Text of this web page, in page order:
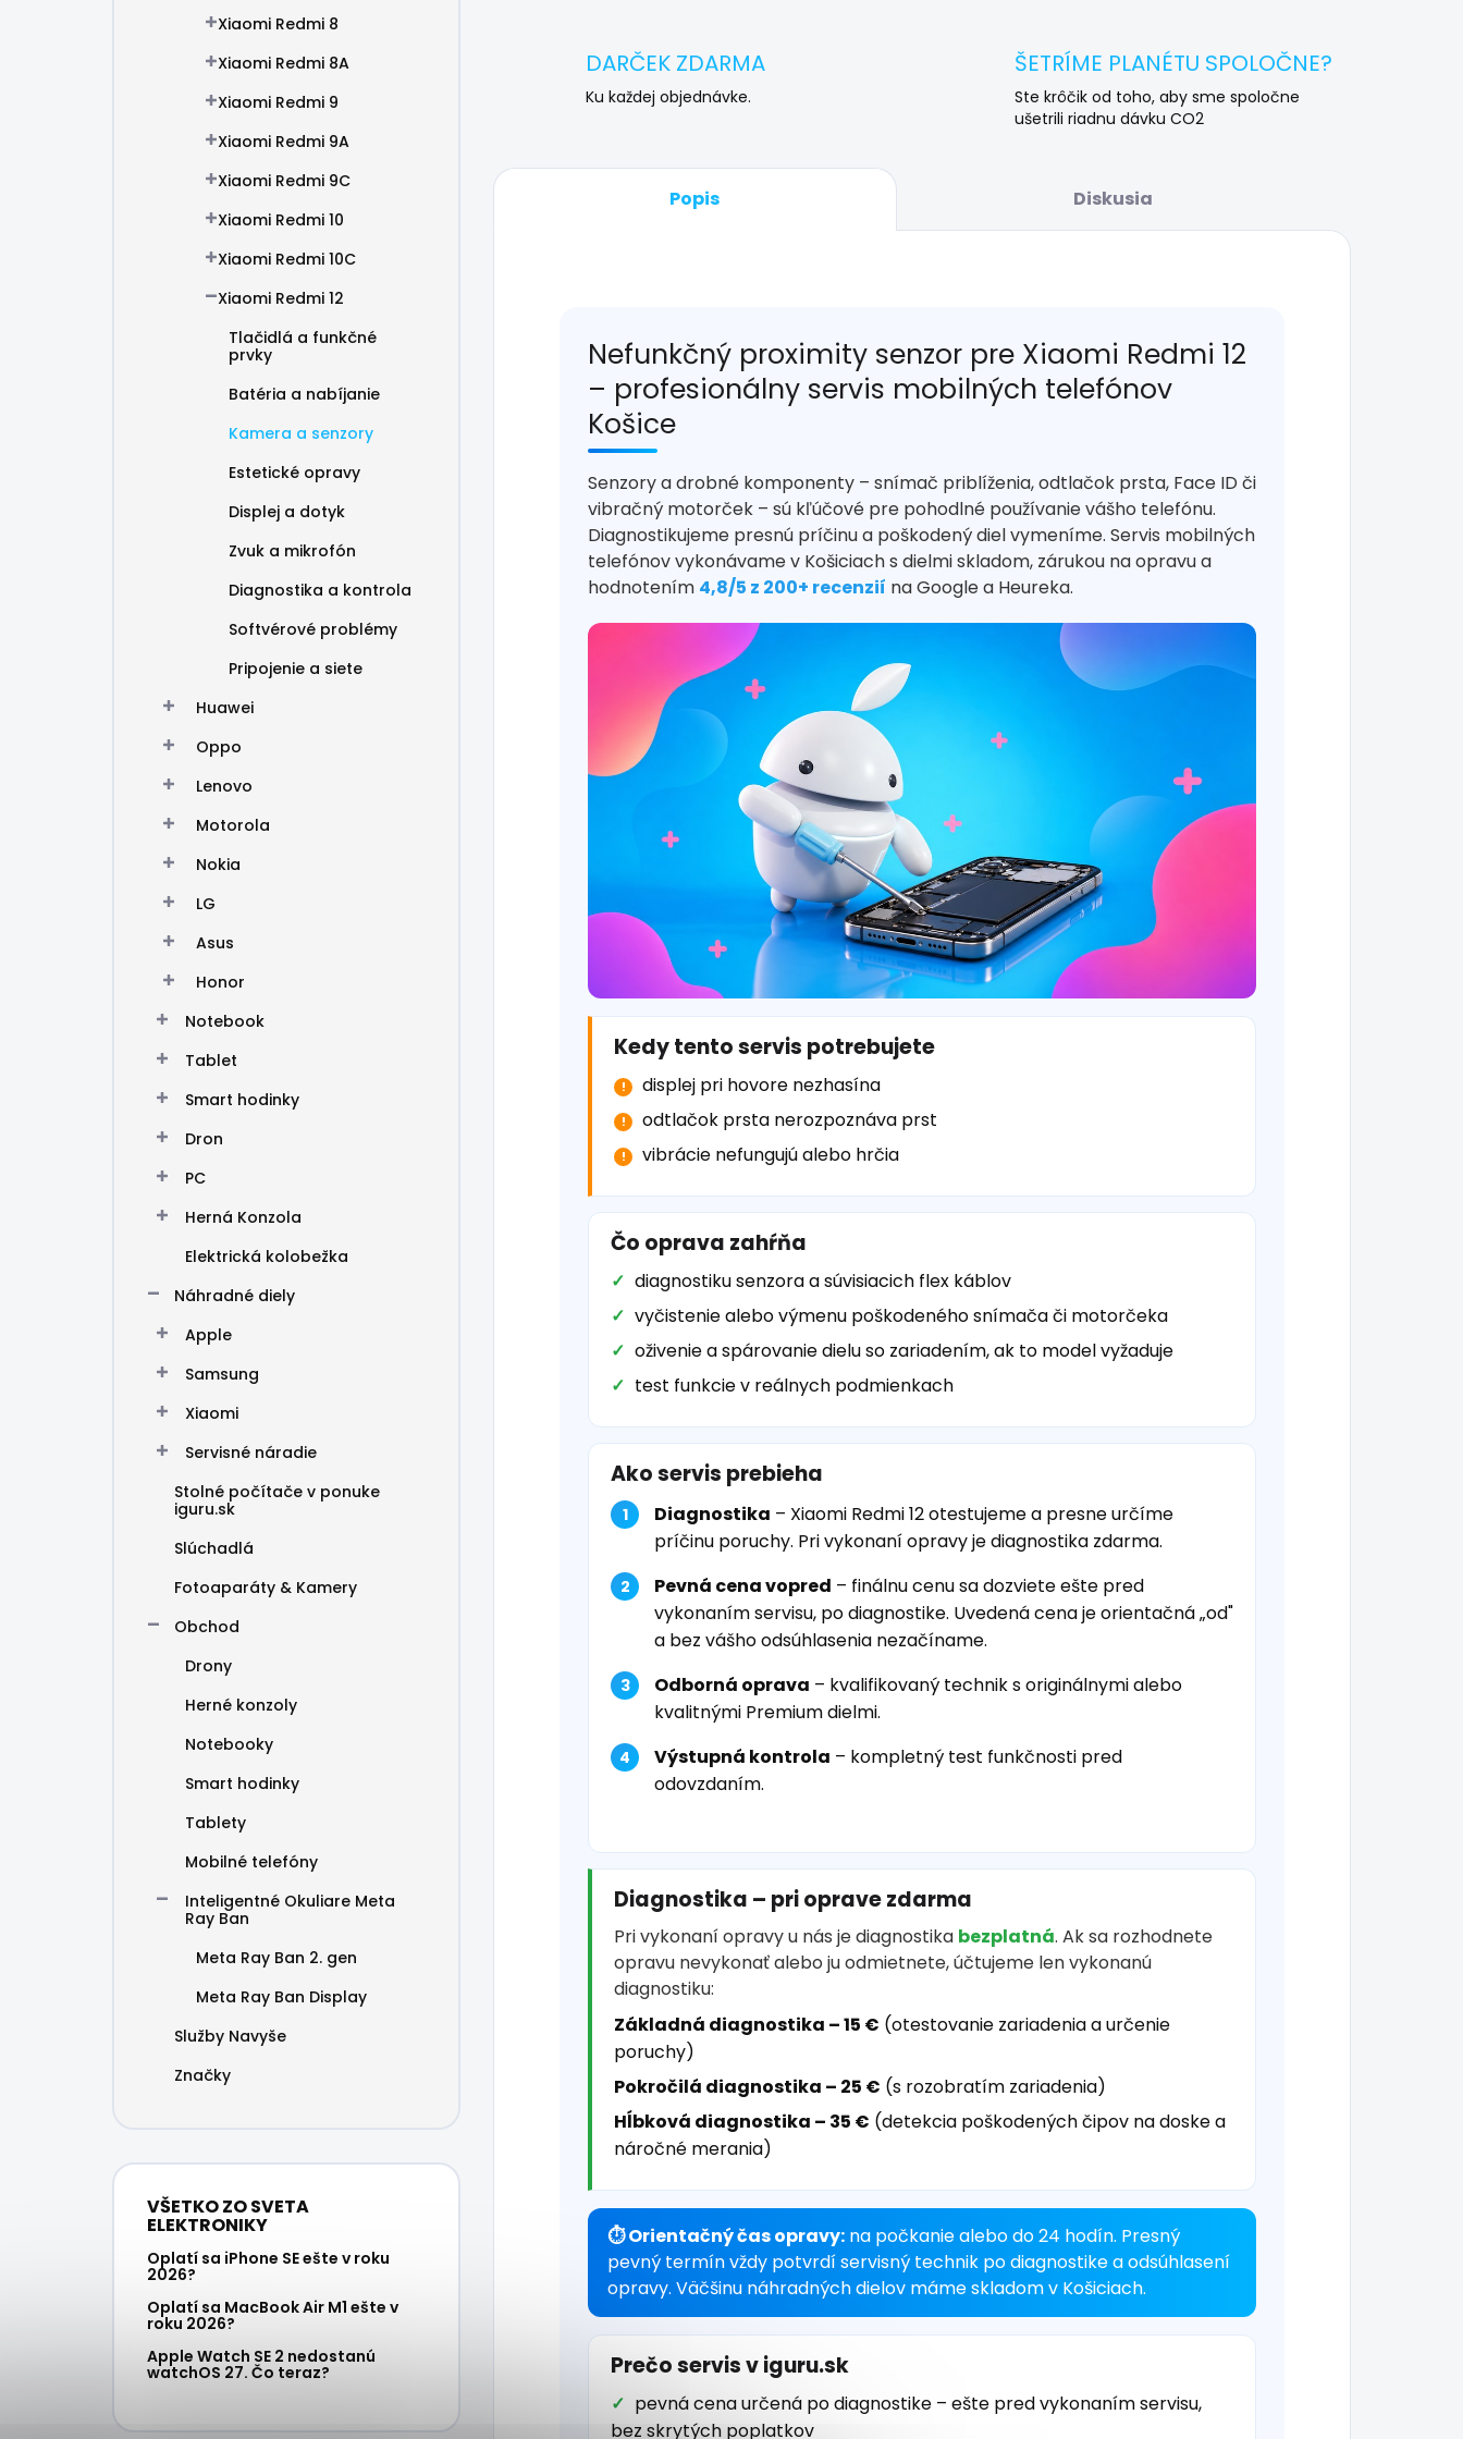
Xiaomi Redmi 8
Xiaomi Redmi 8A
Xiaomi Redmi 9
Xiaomi Redmi 9A
Xiaomi Redmi 9C
Xiaomi Redmi 10
Xiaomi Redmi 10C
Xiaomi Redmi 12
Tlačidlá a funkčné
prvky
Batéria a nabíjanie
Kamera a senzory
Estetické opravy
Displej a dotyk
Zvuk a mikrofón
Diagnostika a kontrola
Softvérové problémy
Pripojenie a siete
Huawei
Oppo
Lenovo
Motorola
Nokia
LG
Asus
Honor
Notebook
Tablet
Smart hodinky
Dron
PC
Herná Konzola
Elektrická kolobežka
Náhradné diely
Apple
Samsung
Xiaomi
Servisné náradie
Stolné počítače v ponuke
iguru.sk
Slúchadlá
Fotoaparáty & Kamery
Obchod
Drony
Herné konzoly
Notebooky
Smart hodinky
Tablety
Mobilné telefóny
Inteligentné Okuliare Meta
Ray Ban
Meta Ray Ban 2. gen
Meta Ray Ban Display
Služby Navyše
Značky
VŠETKO ZO SVETA
ELEKTRONIKY
Oplatí sa iPhone SE ešte v roku
2026?
Oplatí sa MacBook Air M1 ešte v
roku 2026?
Apple Watch SE 2 nedostanú
watchOS 27. Čo teraz?
DARČEK ZDARMA
Ku každej objednávke.
ŠETRÍME PLANÉTU SPOLOČNE?
Ste krôčik od toho, aby sme spoločne
ušetrili riadnu dávku CO2
Popis Diskusia
Nefunkčný proximity senzor pre Xiaomi Redmi 12
– profesionálny servis mobilných telefónov
Košice
Senzory a drobné komponenty – snímač priblíženia, odtlačok prsta, Face ID či
vibračný motorček – sú kľúčové pre pohodlné používanie vášho telefónu.
Diagnostikujeme presnú príčinu a poškodený diel vymeníme. Servis mobilných
telefónov vykonávame v Košiciach s dielmi skladom, zárukou na opravu a
hodnotením 4,8/5 z 200+ recenzií na Google a Heureka.
Kedy tento servis potrebujete
displej pri hovore nezhasína
odtlačok prsta nerozpoznáva prst
vibrácie nefungujú alebo hrčia
Čo oprava zahŕňa
diagnostiku senzora a súvisiacich flex káblov
vyčistenie alebo výmenu poškodeného snímača či motorčeka
oživenie a spárovanie dielu so zariadením, ak to model vyžaduje
test funkcie v reálnych podmienkach
Ako servis prebieha
Diagnostika – Xiaomi Redmi 12 otestujeme a presne určíme
príčinu poruchy. Pri vykonaní opravy je diagnostika zdarma.
Pevná cena vopred – finálnu cenu sa dozviete ešte pred
vykonaním servisu, po diagnostike. Uvedená cena je orientačná „od"
a bez vášho odsúhlasenia nezačíname.
Odborná oprava – kvalifikovaný technik s originálnymi alebo
kvalitnými Premium dielmi.
Výstupná kontrola – kompletný test funkčnosti pred
odovzdaním.
Diagnostika – pri oprave zdarma
Pri vykonaní opravy u nás je diagnostika bezplatná. Ak sa rozhodnete
opravu nevykonať alebo ju odmietnete, účtujeme len vykonanú
diagnostiku:
Základná diagnostika – 15 € (otestovanie zariadenia a určenie
poruchy)
Pokročilá diagnostika – 25 € (s rozobratím zariadenia)
Hĺbková diagnostika – 35 € (detekcia poškodených čipov na doske a
náročné merania)
⏱ Orientačný čas opravy: na počkanie alebo do 24 hodín. Presný
pevný termín vždy potvrdí servisný technik po diagnostike a odsúhlasení
opravy. Väčšinu náhradných dielov máme skladom v Košiciach.
Prečo servis v iguru.sk
pevná cena určená po diagnostike – ešte pred vykonaním servisu,
bez skrytých poplatkov